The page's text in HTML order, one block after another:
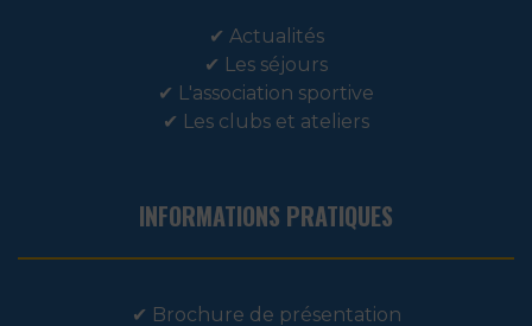
✔ Actualités
✔ Les séjours
✔ L'association sportive
✔ Les clubs et ateliers
INFORMATIONS PRATIQUES
✔ Brochure de présentation